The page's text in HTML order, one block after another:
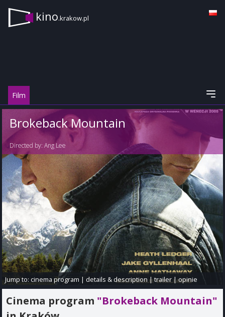
kino.krakow.pl
Film
Brokeback Mountain
Directed by: Ang Lee
Jump to:cinema program |details & description |trailer |opinie
Cinema program "Brokeback Mountain"